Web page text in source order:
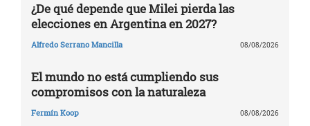
¿De qué depende que Milei pierda las
elecciones en Argentina en 2027?
Alfredo Serrano Mancilla 08/08/2026
El mundo no está cumpliendo sus
compromisos con la naturaleza
Fermín Koop 08/08/2026